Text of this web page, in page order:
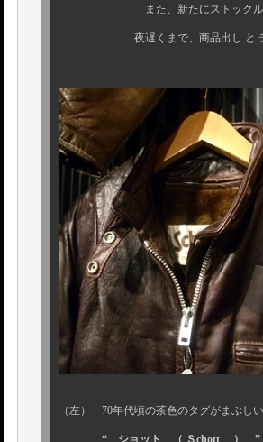
また、新たにストックルームか
夜遅くまで、商品出し と ディス
（左） 70年代頃の茶色のタグがまぶし
“ ショット （ Ｓchott ） ”